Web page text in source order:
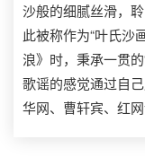
沙般的细腻丝滑，
此被称作为“叶氏沙
浪》时，秉承一贯
歌谣的感觉通过自
华网、曹轩宾、红网